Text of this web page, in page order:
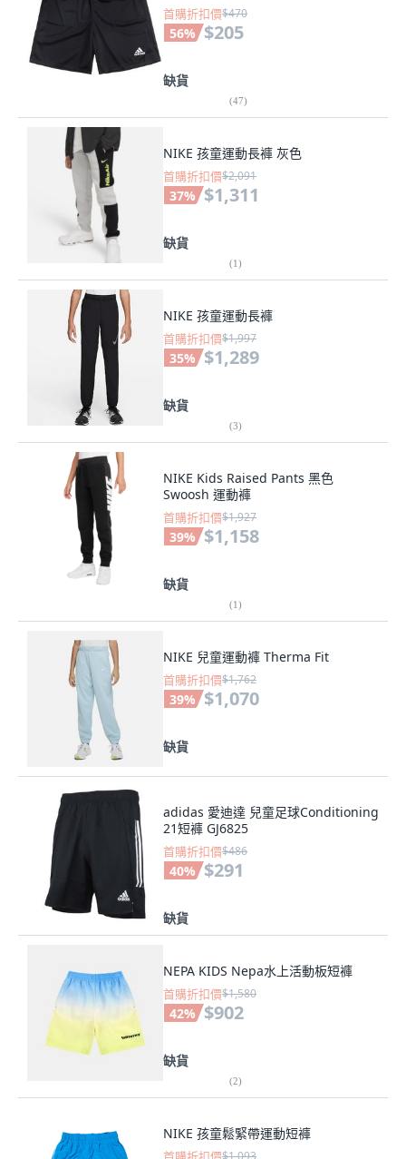
首購折扣價$470
56% $205
缺貨
(47)
NIKE 孩童運動長褲 灰色
首購折扣價$2,091
37% $1,311
缺貨
(1)
NIKE 孩童運動長褲
首購折扣價$1,997
35% $1,289
缺貨
(3)
NIKE Kids Raised Pants 黑色
Swoosh 運動褲
首購折扣價$1,927
39% $1,158
缺貨
(1)
NIKE 兒童運動褲 Therma Fit
首購折扣價$1,762
39% $1,070
缺貨
adidas 愛迪達 兒童足球Conditioning
21短褲 GJ6825
首購折扣價$486
40% $291
缺貨
NEPA KIDS Nepa水上活動板短褲
首購折扣價$1,580
42% $902
缺貨
(2)
NIKE 孩童鬆緊帶運動短褲
$1,093